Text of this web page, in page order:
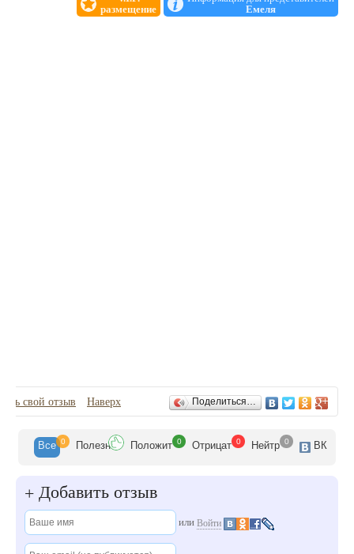
размещение
Емеля
Отзывы
свой отзыв Наверх Поделиться…
Все 0 Полезн Положит 0 Отрицат 0 Нейтр 0 ВК
+ Добавить отзыв
или Войти